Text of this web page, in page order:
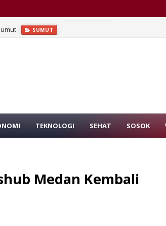
SUMUT
TEKNOLOGI SEHAT SOSOK
Medan Kembali